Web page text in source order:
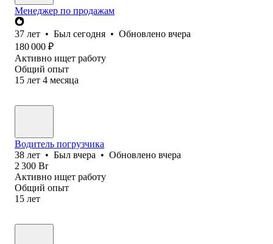
Менеджер по продажам
37 лет • Был сегодня • Обновлено вчера
180 000 ₽
Активно ищет работу
Общий опыт
15 лет 4 месяца
Водитель погрузчика
38 лет • Был вчера • Обновлено вчера
2 300 Br
Активно ищет работу
Общий опыт
15 лет